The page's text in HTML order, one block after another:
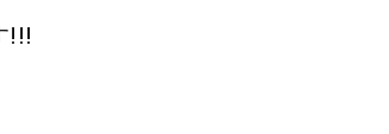
!!!